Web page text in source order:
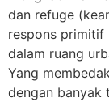
dan refuge
respons primitif
dalam ruang
Yang
dengan banyak